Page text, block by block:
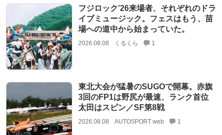
フジロック’26来場者、それぞれのドラ
イブミュージック。フェスはもう、苗
場への道中から始まっていた。
2026.08.08 くるくら 1
東北大会が猛暑のSUGOで開幕。赤旗
3回のFP1は野尻が最速、ランク首位
太田はスピン／SF第8戦
2026.08.08 AUTOSPORT web 1